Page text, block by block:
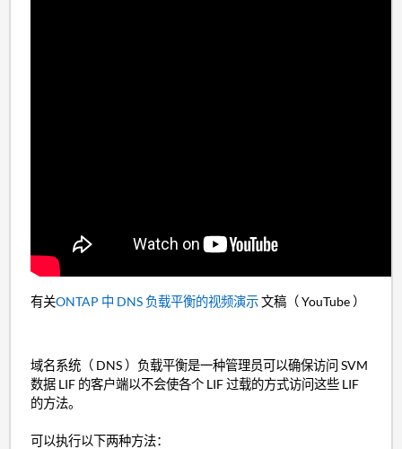
有关ONTAP 中 DNS 负载平衡的视频演示文稿（ YouTube ）
域名系统（ DNS ）负载平衡是一种管理员可以确保访问 SVM
数据 LIF 的客户端以不会使各个 LIF 过载的方式访问这些 LIF
的方法。
可以执行以下两种方法：